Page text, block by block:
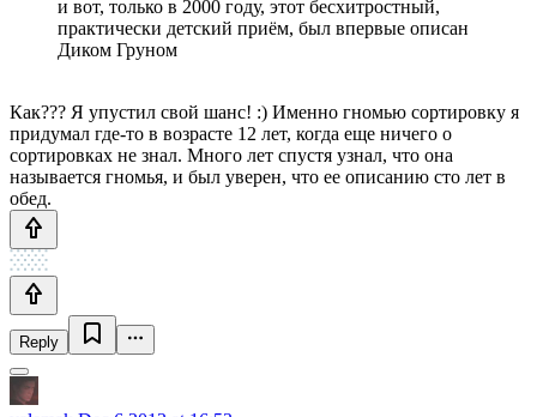
и вот, только в 2000 году, этот бесхитростный,
практически детский приём, был впервые описан
Диком Груном
Как??? Я упустил свой шанс! :) Именно гномью сортировку я
придумал где-то в возрасте 12 лет, когда еще ничего о
сортировках не знал. Много лет спустя узнал, что она
называется гномья, и был уверен, что ее описанию сто лет в
обед.
Reply